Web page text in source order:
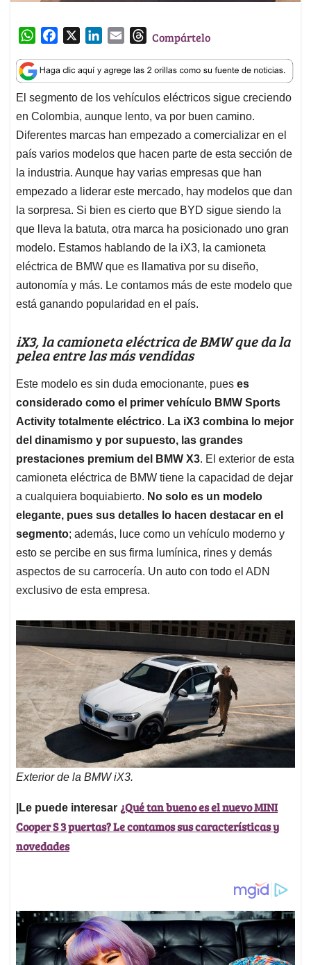
W
a
t
s
A
p
p
c
e
b
o
o
k
n
k
e
d
I
n
a
i
l
T
r
e
a
d
s
Compártelo
El segmento de los vehículos eléctricos sigue creciendo
en Colombia, aunque lento, va por buen camino.
Diferentes marcas han empezado a comercializar en el
país varios modelos que hacen parte de esta sección de
la industria. Aunque hay varias empresas que han
empezado a liderar este mercado, hay modelos que dan
la sorpresa. Si bien es cierto que BYD sigue siendo la
que lleva la batuta, otra marca ha posicionado uno gran
modelo. Estamos hablando de la iX3, la camioneta
eléctrica de BMW que es llamativa por su diseño,
autonomía y más. Le contamos más de este modelo que
está ganando popularidad en el país.
iX3, la camioneta eléctrica de BMW que da la
pelea entre las más vendidas
Este modelo es sin duda emocionante, pues es
considerado como el primer vehículo BMW Sports
Activity totalmente eléctrico. La iX3 combina lo mejor
del dinamismo y por supuesto, las grandes
prestaciones premium del BMW X3. El exterior de esta
camioneta eléctrica de BMW tiene la capacidad de dejar
a cualquiera boquiabierto. No solo es un modelo
elegante, pues sus detalles lo hacen destacar en el
segmento; además, luce como un vehículo moderno y
esto se percibe en sus firma lumínica, rines y demás
aspectos de su carrocería. Un auto con todo el ADN
exclusivo de esta empresa.
Exterior de la BMW iX3.
|Le puede interesar ¿Qué tan bueno es el nuevo MINI
Cooper S 3 puertas? Le contamos sus características y
novedades